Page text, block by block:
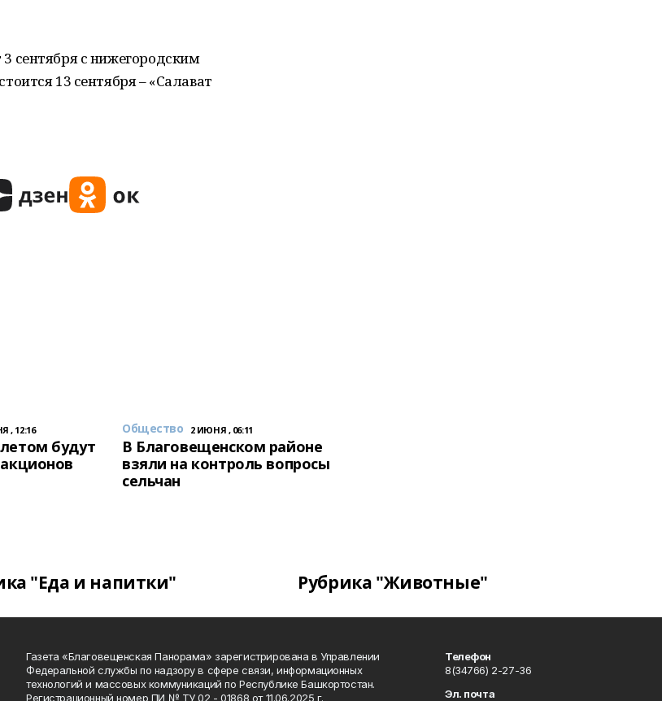
сентября с нижегородским
13 сентября – «Салават
, 12:16
будут
Общество 2 ИЮНЯ , 06:11
В Благовещенском районе
взяли на контроль вопросы
сельчан
"Еда и напитки" Рубрика "Животные"
Газета «Благовещенская Панорама» зарегистрирована в Управлении
Федеральной службы по надзору в сфере связи, информационных
технологий и массовых коммуникаций по Республике Башкортостан.
Регистрационный номер ПИ № ТУ 02 - 01868 от 11.06.2025 г.
Телефон
8(34766) 2-27-36
Эл. почта